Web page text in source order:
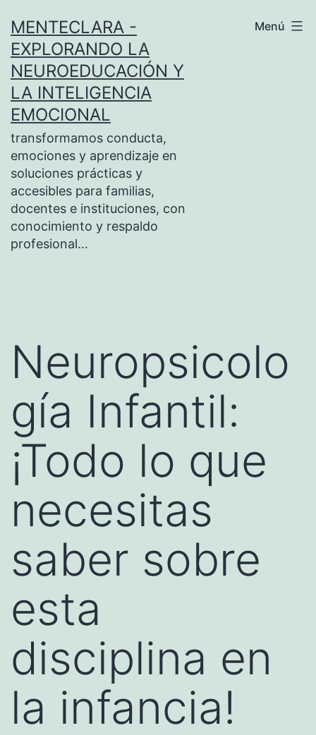
contenido
MENTECLARA -
EXPLORANDO LA
NEUROEDUCACIÓN Y
LA INTELIGENCIA
EMOCIONAL
transformamos conducta,
emociones y aprendizaje en
soluciones prácticas y
accesibles para familias,
docentes e instituciones, con
conocimiento y respaldo
profesional…
Menú
Neuropsicolo
gía Infantil:
¡Todo lo que
necesitas
saber sobre
esta
disciplina en
la infancia!